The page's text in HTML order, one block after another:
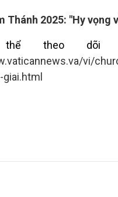
Thánh 2025: "Hy vọng
theo dõi
vi/